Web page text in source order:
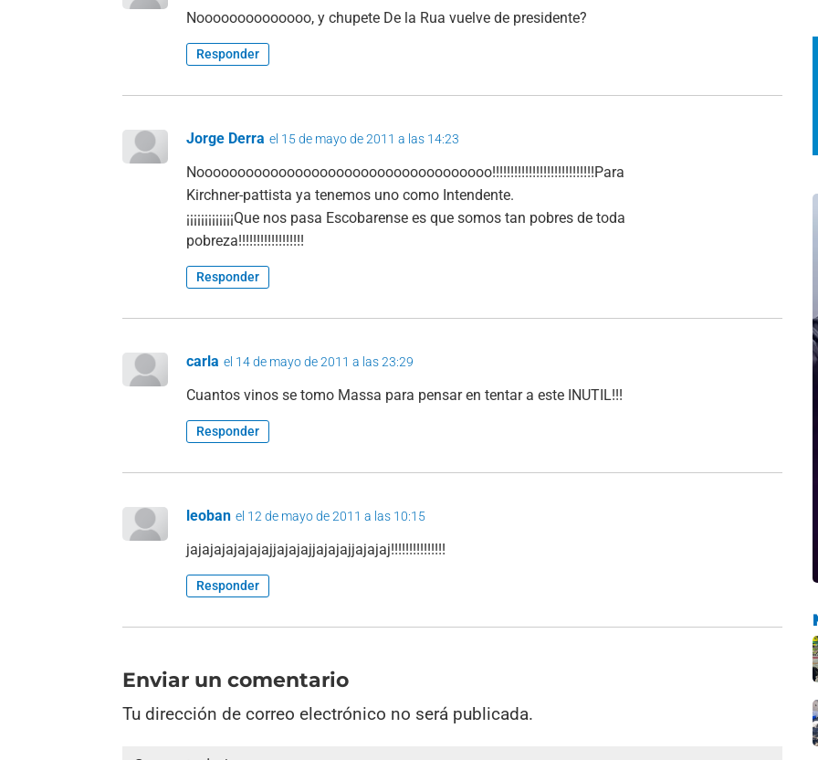
Noooooooooooooo, y chupete De la Rua vuelve de presidente?
Responder
Jorge Derra el 15 de mayo de 2011 a las 14:23
Noooooooooooooooooooooooooooooooooooo!!!!!!!!!!!!!!!!!!!!!!!!!!!!Para
Kirchner-pattista ya tenemos uno como Intendente.
¡¡¡¡¡¡¡¡¡¡¡¡¡Que nos pasa Escobarense es que somos tan pobres de toda
pobreza!!!!!!!!!!!!!!!!!!
Responder
carla el 14 de mayo de 2011 a las 23:29
Cuantos vinos se tomo Massa para pensar en tentar a este INUTIL!!!
Responder
leoban el 12 de mayo de 2011 a las 10:15
jajajajajajajajjajajajjajajajjajajaj!!!!!!!!!!!!!!!
Responder
Enviar un comentario
Tu dirección de correo electrónico no será publicada.